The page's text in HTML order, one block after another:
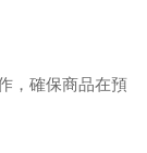
，確保商品在預